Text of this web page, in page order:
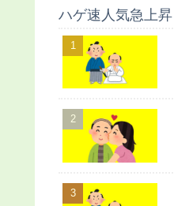
ハゲ速人気急上昇